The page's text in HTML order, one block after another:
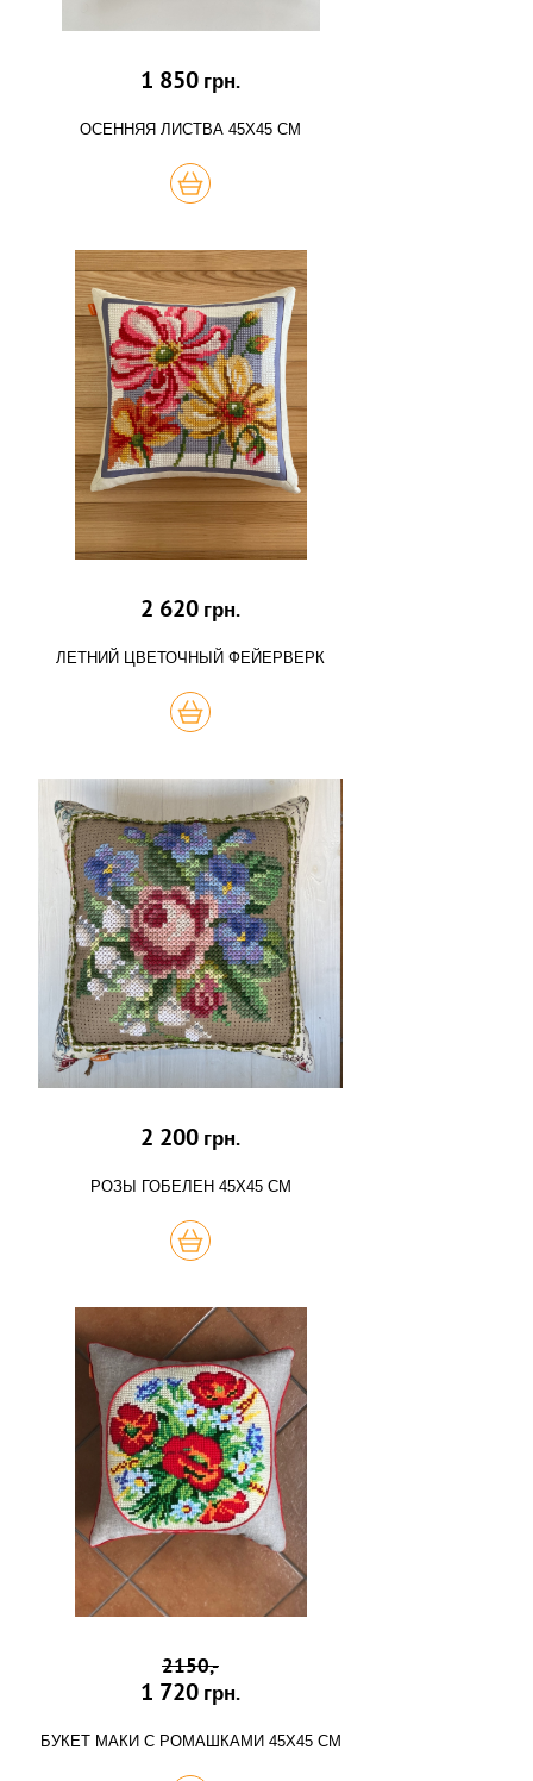
1 850 грн.
ОСЕННЯЯ ЛИСТВА 45Х45 СМ
КУПИТЬ
2 620 грн.
ЛЕТНИЙ ЦВЕТОЧНЫЙ ФЕЙЕРВЕРК
КУПИТЬ
2 200 грн.
РОЗЫ ГОБЕЛЕН 45Х45 СМ
КУПИТЬ
2150,-
1 720 грн.
БУКЕТ МАКИ С РОМАШКАМИ 45Х45 СМ